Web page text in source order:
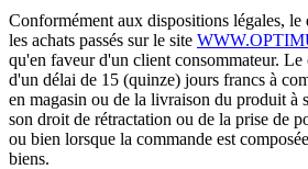
Conformément aux dispositions légales,
les achats passés sur le site
qu'en faveur d'un client consommateur. Le
d'un délai de 15 (quinze) jours francs à
en magasin ou de la livraison du produit à
son droit de rétractation ou de la prise de
ou bien lorsque la commande est
biens.